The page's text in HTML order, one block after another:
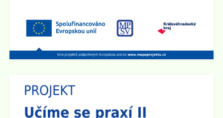
Schůzka pro rodiče budoucích prvňáčků
Rodičovská schůzka se uskuteční v úterý 3.6. 2025 v
15:30 hod v učebně 2.B na 1. stupni školy.
Den otevřených dveří na 2. stupni školy
Dne 29.4. od 15:00 do 17:30 hod zveme všechny
rodiče a přátele školy naDen otevřených dveří na 2.